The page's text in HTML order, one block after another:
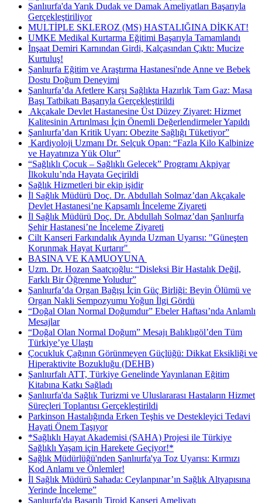
Şanlıurfa'da Yarık Dudak ve Damak Ameliyatları Başarıyla
Gerçekleştiriliyor
MULTİPLE SKLEROZ (MS) HASTALIĞINA DİKKAT!
UMKE Medikal Kurtarma Eğitimi Başarıyla Tamamlandı
İnşaat Demiri Karnından Girdi, Kalçasından Çıktı: Mucize
Kurtuluş!
Şanlıurfa Eğitim ve Araştırma Hastanesi'nde Anne ve Bebek
Dostu Doğum Deneyimi
Şanlıurfa’da Afetlere Karşı Sağlıkta Hazırlık Tam Gaz: Masa
Başı Tatbikatı Başarıyla Gerçekleştirildi
​ Akçakale Devlet Hastanesine Üst Düzey Ziyaret: Hizmet
Kalitesinin Artırılması İçin Önemli Değerlendirmeler Yapıldı
Şanlıurfa’dan Kritik Uyarı: Obezite Sağlığı Tüketiyor”
​ Kardiyoloji Uzmanı Dr. Selçuk Opan: “Fazla Kilo Kalbinize
ve Hayatınıza Yük Olur”
“Sağlıklı Çocuk – Sağlıklı Gelecek” Programı Akpiyar
İlkokulu’nda Hayata Geçirildi
Sağlık Hizmetleri bir ekip işidir
İl Sağlık Müdürü Doç. Dr. Abdullah Solmaz’dan Akçakale
Devlet Hastanesi’ne Kapsamlı İnceleme Ziyareti
İl Sağlık Müdürü Doç. Dr. Abdullah Solmaz’dan Şanlıurfa
Şehir Hastanesi’ne İnceleme Ziyareti
Cilt Kanseri Farkındalık Ayında Uzman Uyarısı: "Güneşten
Korunmak Hayat Kurtarır" ​
BASINA VE KAMUOYUNA ​
Uzm. Dr. Hozan Saatçıoğlu: “Disleksi Bir Hastalık Değil,
Farklı Bir Öğrenme Yoludur”
Şanlıurfa’da Organ Bağışı İçin Güç Birliği: Beyin Ölümü ve
Organ Nakli Sempozyumu Yoğun İlgi Gördü
“Doğal Olan Normal Doğumdur” Ebeler Haftası’nda Anlamlı
Mesajlar
“Doğal Olan Normal Doğum” Mesajı Balıklıgöl’den Tüm
Türkiye’ye Ulaştı
Çocukluk Çağının Görünmeyen Güçlüğü: Dikkat Eksikliği ve
Hiperaktivite Bozukluğu (DEHB)
Şanlıurfalı ATT, Türkiye Genelinde Yayınlanan Eğitim
Kitabına Katkı Sağladı
Şanlıurfa'da Sağlık Turizmi ve Uluslararası Hastaların Hizmet
Süreçleri Toplantısı Gerçekleştirildi
Parkinson Hastalığında Erken Teşhis ve Destekleyici Tedavi
Hayati Önem Taşıyor
*Sağlıklı Hayat Akademisi (SAHA) Projesi ile Türkiye
Sağlıklı Yaşam için Harekete Geçiyor!*
Sağlık Müdürlüğü'nden Şanlıurfa'ya Toz Uyarısı: Kırmızı
Kod Anlamı ve Önlemler!
İl Sağlık Müdürü Sahada: Ceylanpınar’ın Sağlık Altyapısına
Yerinde İnceleme”
Şanlıurfa'da Başarılı Tiroid Kanseri Ameliyatı